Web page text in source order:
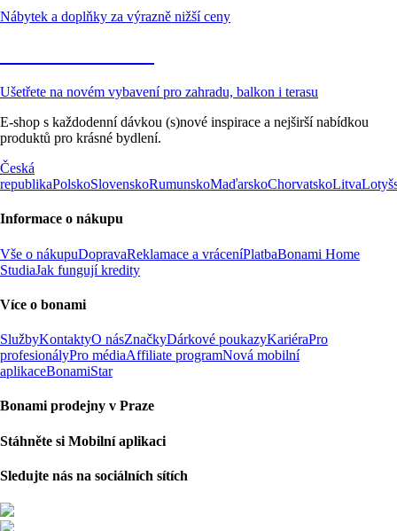
Nábytek a doplňky za výrazně nižší ceny
Ušetřete na novém vybavení pro zahradu, balkon i terasu
E-shop s každodenní dávkou (s)nové inspirace a nejširší nabídkou
produktů pro krásné bydlení.
Česká
republikaPolskoSlovenskoRumunskoMaďarskoChorvatskoLitva
Informace o nákupu
Vše o nákupuDopravaReklamace a vráceníPlatbaBonami Home
StudiaJak fungují kredity
Více o bonami
SlužbyKontaktyO násZnačkyDárkové poukazyKariéraPro
profesionályPro médiaAffiliate programNová mobilní
aplikaceBonamiStar
Bonami prodejny v Praze
Stáhněte si Mobilní aplikaci
Sledujte nás na sociálních sítích